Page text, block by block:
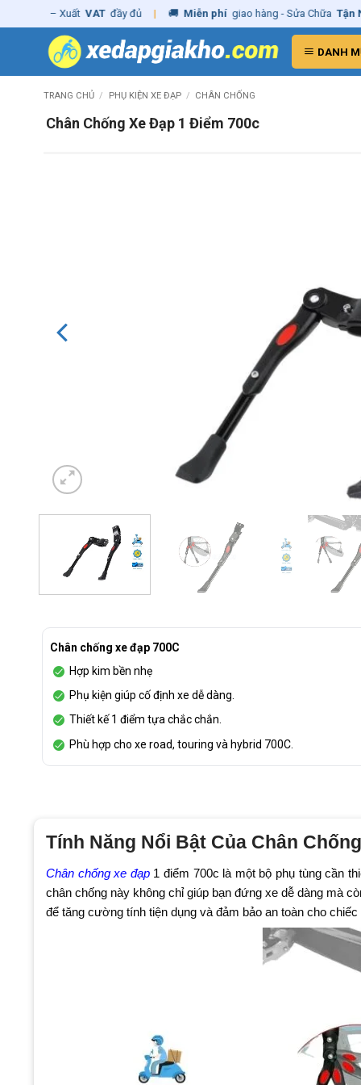
to
– Xuất VAT đầy đủ | 🚚 Miễn phí giao hàng - Sửa Chữa Tận Nhà
DANH
TRANG CHỦ / PHỤ KIỆN XE ĐẠP / CHÂN CHỐNG
Chân Chống Xe Đạp 1 Điểm 700c
Chân chống xe đạp 700C
Hợp kim bền nhẹ
Phụ kiện giúp cố định xe dễ dàng.
Thiết kế 1 điểm tựa chắc chắn.
Phù hợp cho xe road, touring và hybrid 700C.
Tính Năng Nổi Bật Của Chân
Chân chống xe đạp1 điểm 700c là một bộ phụ tùng cần
chân chống này không chỉ giúp bạn đứng xe dễ dàng mà
để tăng cường tính tiện dụng và đảm bảo an toàn cho